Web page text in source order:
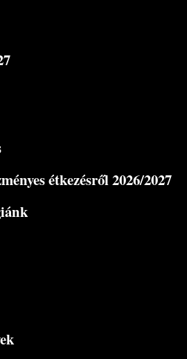
étkezésről 2026/2027